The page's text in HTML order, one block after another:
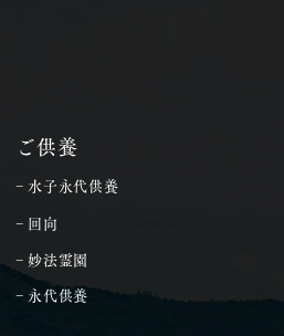
ご供養
− 水子永代供養
− 妙法霊園
− 永代供養
− 回向